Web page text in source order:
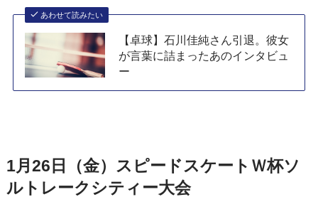
あわせて読みたい
【卓球】石川佳純さん引退。彼女
が言葉に詰まったあのインタビュ
ー
1月26日（金）スピードスケートＷ杯ソ
ルトレークシティー大会